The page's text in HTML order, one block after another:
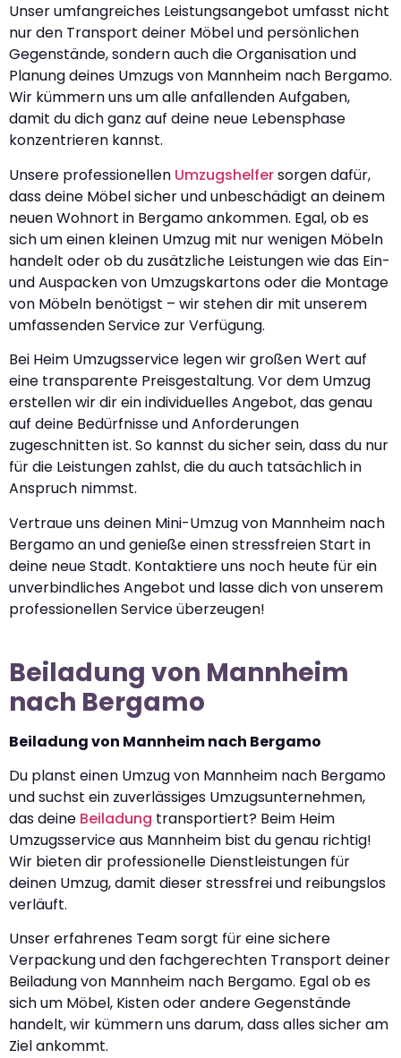
Unser umfangreiches Leistungsangebot umfasst nicht
nur den Transport deiner Möbel und persönlichen
Gegenstände, sondern auch die Organisation und
Planung deines Umzugs von Mannheim nach Bergamo.
Wir kümmern uns um alle anfallenden Aufgaben,
damit du dich ganz auf deine neue Lebensphase
konzentrieren kannst.
Unsere professionellen Umzugshelfersorgen dafür,
dass deine Möbel sicher und unbeschädigt an deinem
neuen Wohnort in Bergamo ankommen. Egal, ob es
sich um einen kleinen Umzug mit nur wenigen Möbeln
handelt oder ob du zusätzliche Leistungen wie das Ein-
und Auspacken von Umzugskartons oder die Montage
von Möbeln benötigst – wir stehen dir mit unserem
umfassenden Service zur Verfügung.
Bei Heim Umzugsservice legen wir großen Wert auf
eine transparente Preisgestaltung. Vor dem Umzug
erstellen wir dir ein individuelles Angebot, das genau
auf deine Bedürfnisse und Anforderungen
zugeschnitten ist. So kannst du sicher sein, dass du nur
für die Leistungen zahlst, die du auch tatsächlich in
Anspruch nimmst.
Vertraue uns deinen Mini-Umzug von Mannheim nach
Bergamo an und genieße einen stressfreien Start in
deine neue Stadt. Kontaktiere uns noch heute für ein
unverbindliches Angebot und lasse dich von unserem
professionellen Service überzeugen!
Beiladung von Mannheim
nach Bergamo
Beiladung von Mannheim nach Bergamo
Du planst einen Umzug von Mannheim nach Bergamo
und suchst ein zuverlässiges Umzugsunternehmen,
das deine Beiladung transportiert? Beim Heim
Umzugsservice aus Mannheim bist du genau richtig!
Wir bieten dir professionelle Dienstleistungen für
deinen Umzug, damit dieser stressfrei und reibungslos
verläuft.
Unser erfahrenes Team sorgt für eine sichere
Verpackung und den fachgerechten Transport deiner
Beiladung von Mannheim nach Bergamo. Egal ob es
sich um Möbel, Kisten oder andere Gegenstände
handelt, wir kümmern uns darum, dass alles sicher am
Ziel ankommt.